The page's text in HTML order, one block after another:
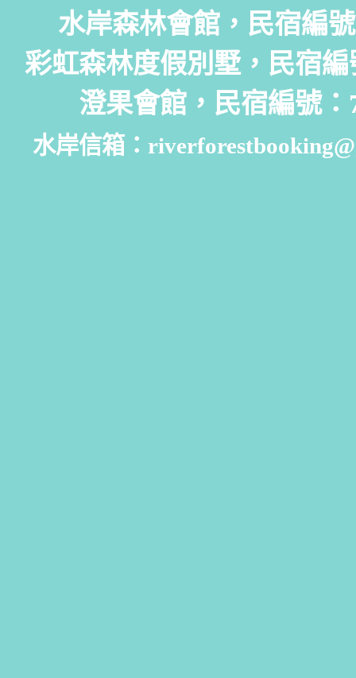
水岸森林會館，民宿編
彩虹森林度假別墅，民宿
澄果會館，民宿編號
水岸信箱：